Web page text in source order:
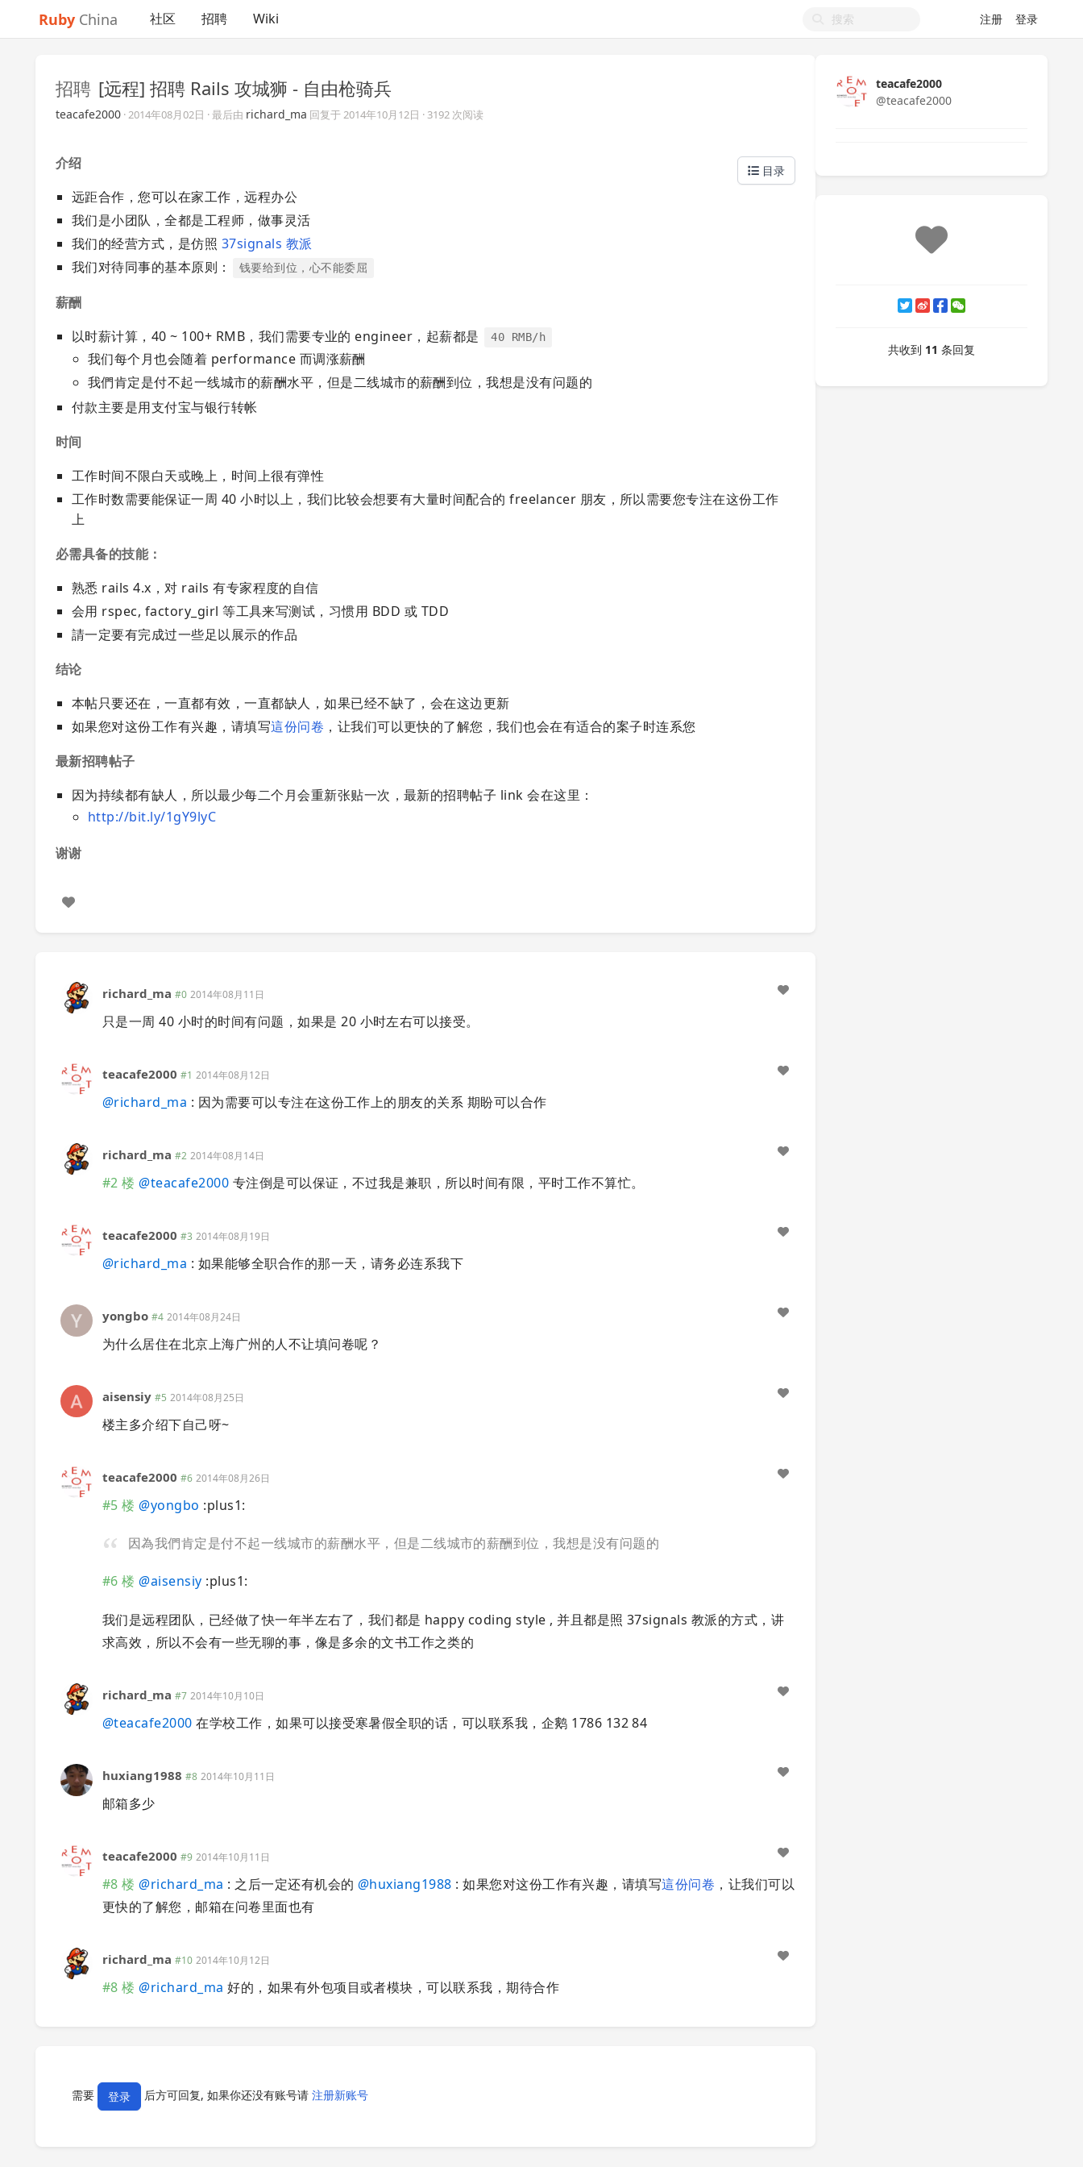
Ruby China 社区 招聘 Wiki 注册 登录
招聘 [远程] 招聘 Rails 攻城狮 - 自由枪骑兵
teacafe2000 ·2014年08月02日 · 最后由 richard_ma 回复于2014年10月12日 · 3192 次阅读
目录
介绍
远距合作，您可以在家工作，远程办公
我们是小团队，全都是工程师，做事灵活
我们的经营方式，是仿照 37signals 教派
我们对待同事的基本原则：
钱要给到位，心不能委屈
薪酬
以时薪计算，40 ~ 100+ RMB，我们需要专业的 engineer，起薪都是
40 RMB/h
我们每个月也会随着 performance 而调涨薪酬
我們肯定是付不起一线城市的薪酬水平，但是二线城市的薪酬到位，我想是没有问题的
付款主要是用支付宝与银行转帐
时间
工作时间不限白天或晚上，时间上很有弹性
工作时数需要能保证一周 40 小时以上，我们比较会想要有大量时间配合的 freelancer 朋友，所以需要您专注在这份工作
上
必需具备的技能：
熟悉 rails 4.x，对 rails 有专家程度的自信
会用 rspec, factory_girl 等工具来写测试，习惯用 BDD 或 TDD
請一定要有完成过一些足以展示的作品
结论
本帖只要还在，一直都有效，一直都缺人，如果已经不缺了，会在这边更新
如果您对这份工作有兴趣，请填写這份问卷 ，让我们可以更快的了解您，我们也会在有适合的案子时连系您
最新招聘帖子
因为持续都有缺人，所以最少每二个月会重新张贴一次，最新的招聘帖子 link 会在这里：
http://bit.ly/1gY9lyC
谢谢
richard_ma #0 2014年08月11日
只是一周 40 小时的时间有问题，如果是 20 小时左右可以接受。
teacafe2000 #1 2014年08月12日
@richard_ma : 因为需要可以专注在这份工作上的朋友的关系 期盼可以合作
richard_ma #2 2014年08月14日
#2 楼 @teacafe2000 专注倒是可以保证，不过我是兼职，所以时间有限，平时工作不算忙。
teacafe2000 #3 2014年08月19日
@richard_ma : 如果能够全职合作的那一天，请务必连系我下
yongbo #4 2014年08月24日
为什么居住在北京上海广州的人不让填问卷呢？
aisensiy #5 2014年08月25日
楼主多介绍下自己呀~
teacafe2000 #6 2014年08月26日
#5 楼 @yongbo :plus1:
因為我們肯定是付不起一线城市的薪酬水平，但是二线城市的薪酬到位，我想是没有问题的
#6 楼 @aisensiy :plus1:
我们是远程团队，已经做了快一年半左右了，我们都是 happy coding style , 并且都是照 37signals 教派的方式，讲
求高效，所以不会有一些无聊的事，像是多余的文书工作之类的
richard_ma #7 2014年10月10日
@teacafe2000 在学校工作，如果可以接受寒暑假全职的话，可以联系我，企鹅 1786 132 84
huxiang1988 #8 2014年10月11日
邮箱多少
teacafe2000 #9 2014年10月11日
#8 楼 @richard_ma : 之后一定还有机会的 @huxiang1988 : 如果您对这份工作有兴趣，请填写這份问卷 ，让我们可以
更快的了解您，邮箱在问卷里面也有
richard_ma #10 2014年10月12日
#8 楼 @richard_ma 好的，如果有外包项目或者模块，可以联系我，期待合作
需要 登录 后方可回复, 如果你还没有账号请 注册新账号
teacafe2000
@teacafe2000
共收到 11 条回复